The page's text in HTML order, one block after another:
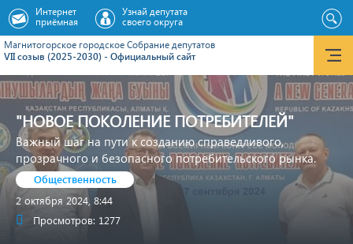
Магнитогорское городское Cобрание депутатов
VII созыв (2025-2030) - Официальный сайт
Интернет
приёмная
Узнай депутата
своего округа
"НОВОЕ ПОКОЛЕНИЕ ПОТРЕБИТЕЛЕЙ"
Важный шаг на пути к созданию справедливого,
прозрачного и безопасного потребительского рынка.
Общественность
2 октября 2024, 8:44
Просмотров: 1277